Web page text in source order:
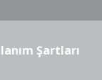
Şartları